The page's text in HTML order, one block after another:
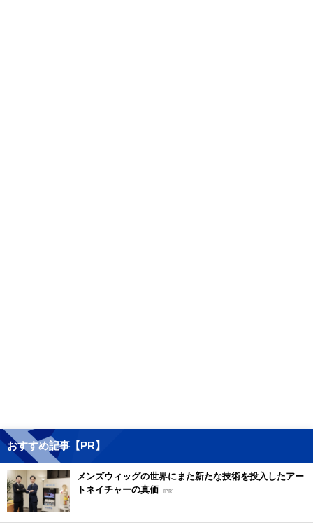
おすすめ記事【PR】
メンズウィッグの世界にまた新たな技術を投入したアー
トネイチャーの真価 [PR]